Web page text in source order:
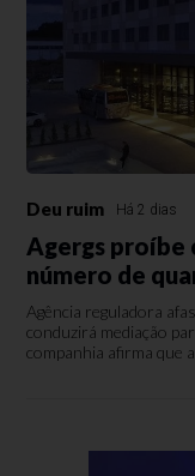
Deu ruim Há 2 dias
Agergs proíbe
número de
Agência reguladora
conduzirá mediação
companhia afirma que